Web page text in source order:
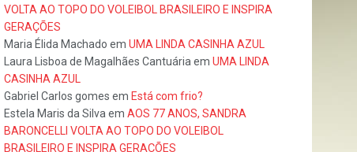
VOLTA AO TOPO DO VOLEIBOL BRASILEIRO E INSPIRA
GERAÇÕES
Maria Élida Machado em UMA LINDA CASINHA AZUL
Laura Lisboa de Magalhães Cantuáriaem UMA LINDA
CASINHA AZUL
Gabriel Carlos gomes em Está com frio?
Estela Maris da Silvaem AOS 77 ANOS, SANDRA
BARONCELLI VOLTA AO TOPO DO VOLEIBOL
BRASILEIRO E INSPIRA GERAÇÕES